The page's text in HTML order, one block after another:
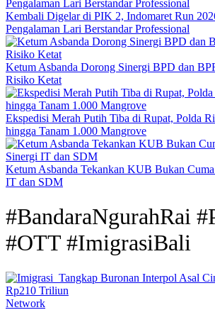
Kembali Digelar di PIK 2, Indomaret Run
Pengalaman Lari Berstandar Professional
Ketum Asbanda Dorong Sinergi BPD dan
Risiko Ketat
Ekspedisi Merah Putih Tiba di Rupat, Polda
hingga Tanam 1.000 Mangrove
Ketum Asbanda Tekankan KUB Bukan
IT dan SDM
#BandaraNgurahRai
#OTT #ImigrasiBali
Network